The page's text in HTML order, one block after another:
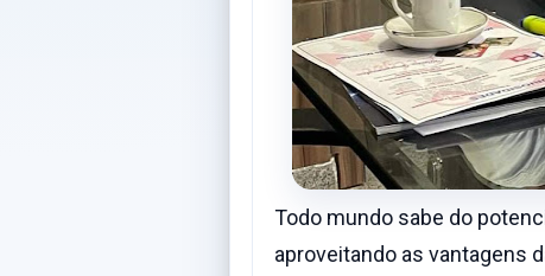
Todo mundo sabe do
aproveitando as vantagens